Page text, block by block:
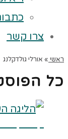
צרו קשר
ראשי » אורלי גולדקלנג
כל